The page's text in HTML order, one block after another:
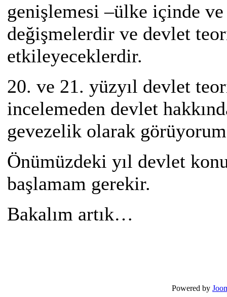
genişlemesi –ülke içinde ve
değişmelerdir ve devlet
etkileyeceklerdir.
20. ve 21. yüzyıl devlet
incelemeden devlet
gevezelik olarak
Önümüzdeki yıl devlet
başlamam gerekir.
Bakalım artık…
Powered by